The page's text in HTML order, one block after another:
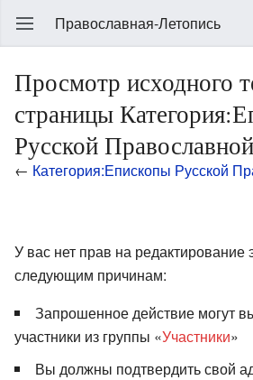
Православная-Летопись
Просмотр исходного
страницы
Русской
← Категория:Епископы Русской
У вас нет прав на редактирование
следующим причинам:
Запрошенное действие могут
участники из группы «Участники»
Вы должны подтвердить свой